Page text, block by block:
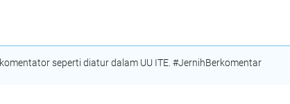
seperti diatur dalam UU ITE. #JernihBerkomentar